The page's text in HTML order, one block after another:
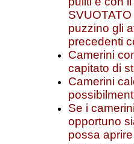
puzzino gli
precedenti
Camerini
capitato di
Camerini
Se i
opportuno
possa